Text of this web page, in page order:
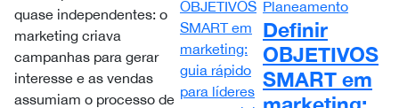
quase independentes: o
marketing criava
campanhas para gerar
interesse e as vendas
assumiam o processo de
Planeamento
Definir
OBJETIVOS
SMART em